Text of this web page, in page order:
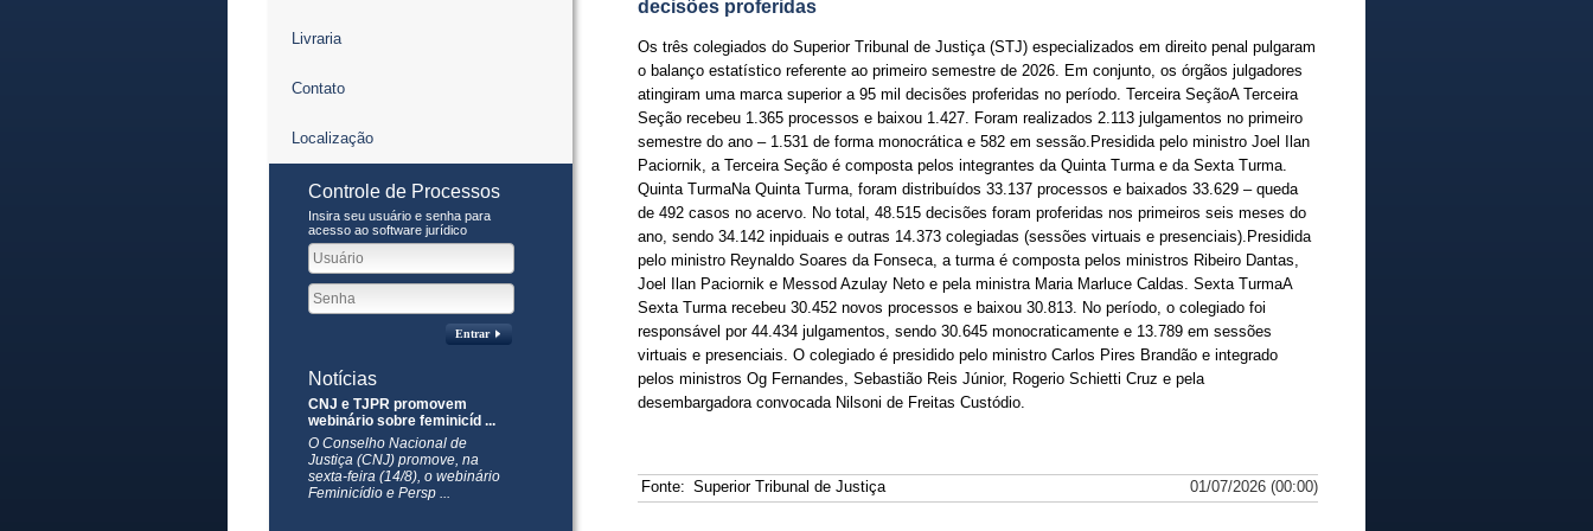
Livraria
Contato
Localização
Controle de Processos
Insira seu usuário e senha para
acesso ao software jurídico
Entrar
Notícias
CNJ e TJPR promovem
webinário sobre feminicíd ...
O Conselho Nacional de
Justiça (CNJ) promove, na
sexta-feira (14/8), o webinário
Feminicídio e Persp ...
decisões proferidas
Os três colegiados do Superior Tribunal de Justiça (STJ) especializados em direito penal pulgaram
o balanço estatístico referente ao primeiro semestre de 2026. Em conjunto, os órgãos julgadores
atingiram uma marca superior a 95 mil decisões proferidas no período. Terceira SeçãoA Terceira
Seção recebeu 1.365 processos e baixou 1.427. Foram realizados 2.113 julgamentos no primeiro
semestre do ano – 1.531 de forma monocrática e 582 em sessão.Presidida pelo ministro Joel Ilan
Paciornik, a Terceira Seção é composta pelos integrantes da Quinta Turma e da Sexta Turma.
Quinta TurmaNa Quinta Turma, foram distribuídos 33.137 processos e baixados 33.629 – queda
de 492 casos no acervo. No total, 48.515 decisões foram proferidas nos primeiros seis meses do
ano, sendo 34.142 inpiduais e outras 14.373 colegiadas (sessões virtuais e presenciais).Presidida
pelo ministro Reynaldo Soares da Fonseca, a turma é composta pelos ministros Ribeiro Dantas,
Joel Ilan Paciornik e Messod Azulay Neto e pela ministra Maria Marluce Caldas. Sexta TurmaA
Sexta Turma recebeu 30.452 novos processos e baixou 30.813. No período, o colegiado foi
responsável por 44.434 julgamentos, sendo 30.645 monocraticamente e 13.789 em sessões
virtuais e presenciais. O colegiado é presidido pelo ministro Carlos Pires Brandão e integrado
pelos ministros Og Fernandes, Sebastião Reis Júnior, Rogerio Schietti Cruz e pela
desembargadora convocada Nilsoni de Freitas Custódio.
Fonte: Superior Tribunal de Justiça 01/07/2026 (00:00)